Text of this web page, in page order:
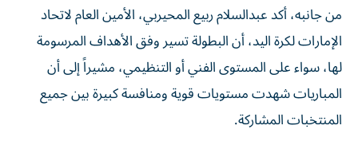
من جانبه، أكد عبدالسلام ربيع المحيربي، الأمين العام لاتحاد
الإمارات لكرة اليد، أن البطولة تسير وفق الأهداف المرسومة
لها، سواء على المستوى الفني أو التنظيمي، مشيراً إلى أن
المباريات شهدت مستويات قوية ومنافسة كبيرة بين جميع
المنتخبات المشاركة.